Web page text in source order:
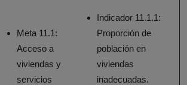
Meta 11.1:
Acceso a
viviendas y
servicios
Indicador 11.1.1:
Proporción de
población en
viviendas
inadecuadas.